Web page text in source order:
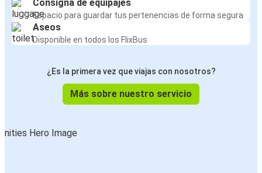
Consigna de equipajes
Espacio para guardar tus pertenencias de forma segura
Aseos
Disponible en todos los FlixBus
¿Es la primera vez que viajas con nosotros?
Más sobre nuestro servicio